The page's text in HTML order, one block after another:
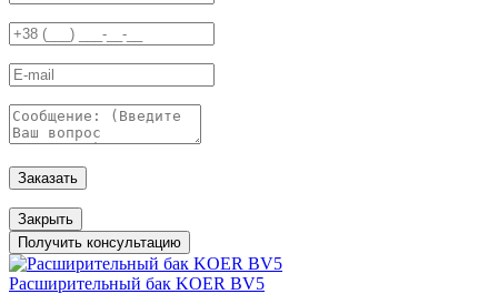
Заказать
Закрыть
Получить консультацию
Расширительный бак KOER BV5